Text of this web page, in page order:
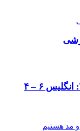
دیدار رده‌بندی جام جهانی ۲۰۲۶: انگلیس ۶ – ۴